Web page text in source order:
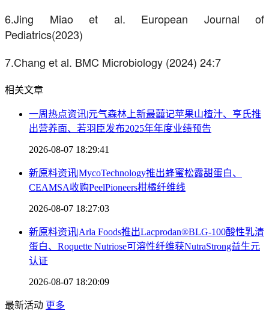
6.Jing Miao et al. European Journal of
Pediatrics(2023)
7.Chang et al. BMC Microbiology (2024) 24:7
相关文章
一周热点资讯|元气森林上新最囍记苹果山楂汁、亨氏推
出营养面、若羽臣发布2025年年度业绩预告
2026-08-07 18:29:41
新原料资讯|MycoTechnology推出蜂蜜松露甜蛋白、
CEAMSA收购PeelPioneers柑橘纤维线
2026-08-07 18:27:03
新原料资讯|Arla Foods推出Lacprodan®BLG-100酸性乳清
蛋白、Roquette Nutriose可溶性纤维获NutraStrong益生元
认证
2026-08-07 18:20:09
最新活动 更多